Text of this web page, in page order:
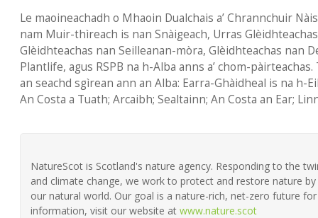
Le maoineachadh o Mhaoin Dualchais a’ Chrannchuir
nam Muir-thìreach is nan Snàigeach, Urras
Glèidhteachas nan Seilleanan-mòra, Glèidhteachas nan
Plantlife, agus RSPB na h-Alba anns a’ chom-
an seachd sgìrean ann an Alba: Earra-Ghàidheal is na h-
An Costa a Tuath; Arcaibh; Sealtainn; An Costa an Ear;
NatureScot is Scotland's nature agency. Responding to the
and climate change, we work to protect and restore nature
our natural world. Our goal is a nature-rich, net-zero future
information, visit our website at www.nature.scot